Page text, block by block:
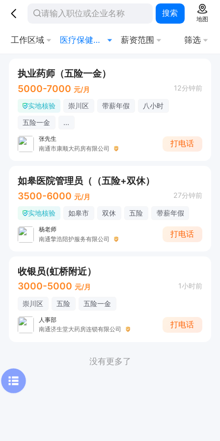
搜索
地图
工作区域 医疗保健其他相关职位 薪资范围 筛选
执业药师（五险一金）
5000-7000 元/月 12分钟前
实地核验 崇川区 带薪年假
八小时
五险一金
...
张先生
南通市康顺大药房有限公司
打电话
如皋医院管理员（（五险+双休）
3500-6000 元/月 27分钟前
实地核验 如皋市 双休 五险 带薪年假
杨老师
南通擎浩陪护服务有限公司
打电话
收银员(虹桥附近）
3000-5000 元/月 1小时前
崇川区 五险 五险一金
人事部
南通济生堂大药房连锁有限公司
打电话
没有更多了